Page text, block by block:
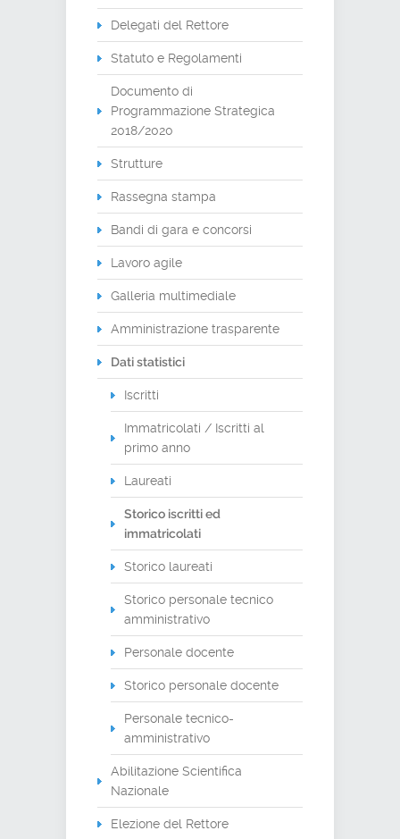
Delegati del Rettore
Statuto e Regolamenti
Documento di
Programmazione Strategica
2018/2020
Strutture
Rassegna stampa
Bandi di gara e concorsi
Lavoro agile
Galleria multimediale
Amministrazione trasparente
Dati statistici
Iscritti
Immatricolati / Iscritti al
primo anno
Laureati
Storico iscritti ed
immatricolati
Storico laureati
Storico personale tecnico
amministrativo
Personale docente
Storico personale docente
Personale tecnico-
amministrativo
Abilitazione Scientifica
Nazionale
Elezione del Rettore